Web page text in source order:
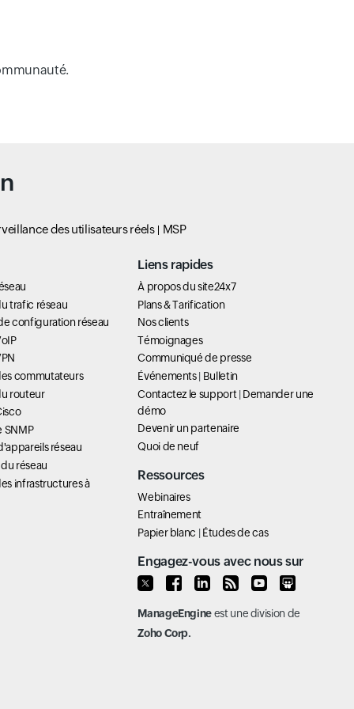
des utilisateurs réels MSP
trafic réseau
configuration réseau
commutateurs
routeur
SNMP
réseau
réseau
infrastructures à
Liens rapides
À propos du site24x7
Plans & Tarification
Nos clients
Témoignages
Communiqué de presse
Événements| Bulletin
Contactez le support|Demander une
démo
Devenir un partenaire
Quoi de neuf
Ressources
Webinaires
Entraînement
Papier blanc |Études de cas
Engagez-vous avec nous sur
ManageEngineest une division de
Zoho Corp.